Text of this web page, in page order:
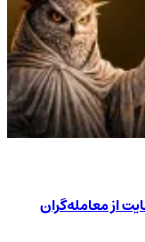
از معامله‌گران